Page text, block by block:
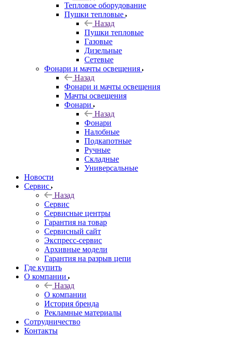
Тепловое оборудование
Пушки тепловые
Назад
Пушки тепловые
Газовые
Дизельные
Сетевые
Фонари и мачты освещения
Назад
Фонари и мачты освещения
Мачты освещения
Фонари
Назад
Фонари
Налобные
Подкапотные
Ручные
Складные
Универсальные
Новости
Сервис
Назад
Сервис
Сервисные центры
Гарантия на товар
Сервисный сайт
Экспресс-сервис
Архивные модели
Гарантия на разрыв цепи
Где купить
О компании
Назад
О компании
История бренда
Рекламные материалы
Сотрудничество
Контакты